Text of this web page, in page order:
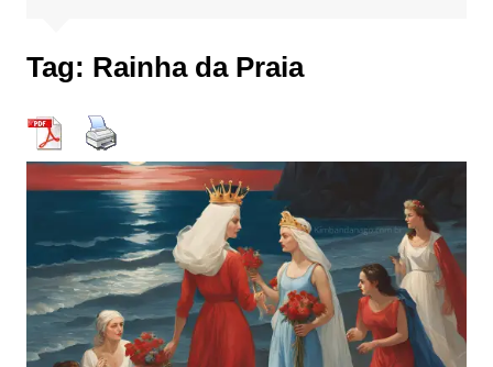
Tag: Rainha da Praia